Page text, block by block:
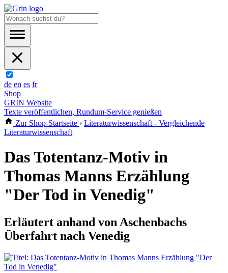
de en es fr
Shop
GRIN Website
Texte veröffentlichen, Rundum-Service genießen
Zur Shop-Startseite › Literaturwissenschaft - Vergleichende
Literaturwissenschaft
Das Totentanz-Motiv in
Thomas Manns Erzählung
"Der Tod in Venedig"
Erläutert anhand von Aschenbachs
Überfahrt nach Venedig